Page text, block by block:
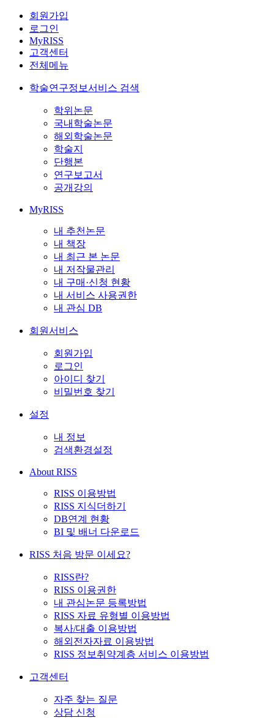
회원가입
로그인
MyRISS
고객센터
전체메뉴
학술연구정보서비스 검색
학위논문
국내학술논문
해외학술논문
학술지
단행본
연구보고서
공개강의
MyRISS
내 추천논문
내 책장
내 최근 본 논문
내 저작물관리
내 구매·신청 현황
내 서비스 사용권한
내 관심 DB
회원서비스
회원가입
로그인
아이디 찾기
비밀번호 찾기
설정
내 정보
검색환경설정
About RISS
RISS 이용방법
RISS 지식더하기
DB연계 현황
BI 및 배너 다운로드
RISS 처음 방문 이세요?
RISS란?
RISS 이용권한
내 관심논문 등록방법
RISS 자료 유형별 이용방법
복사/대출 이용방법
해외전자자료 이용방법
RISS 정보취약계층 서비스 이용방법
고객센터
자주 찾는 질문
상담 신청